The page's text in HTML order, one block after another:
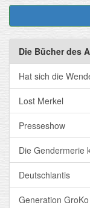
Die Bücher des
Hat sich die
Lost Merkel
Presseshow
Die Gendermerie
Deutschlantis
Generation GroKo